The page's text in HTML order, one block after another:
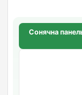
Сонячна